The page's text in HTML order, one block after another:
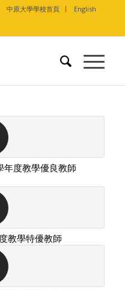
中原大學學校首頁 English
年度教學優良教師
教學特優教師